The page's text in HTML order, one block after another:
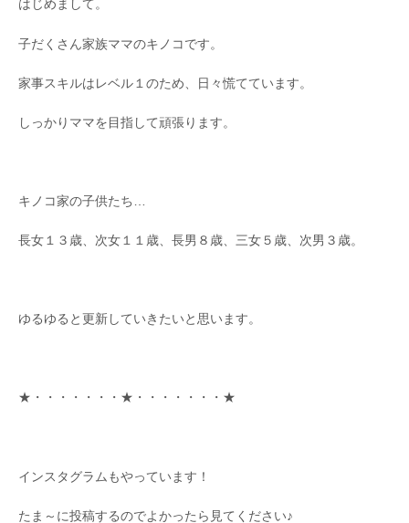
はじめまして。
子だくさん家族ママのキノコです。
家事スキルはレベル１のため、日々慌てています。
しっかりママを目指して頑張ります。
キノコ家の子供たち…
長女１３歳、次女１１歳、長男８歳、三女５歳、次男３歳。
ゆるゆると更新していきたいと思います。
★・・・・・・・★・・・・・・・★
インスタグラムもやっています！
たま～に投稿するのでよかったら見てください♪